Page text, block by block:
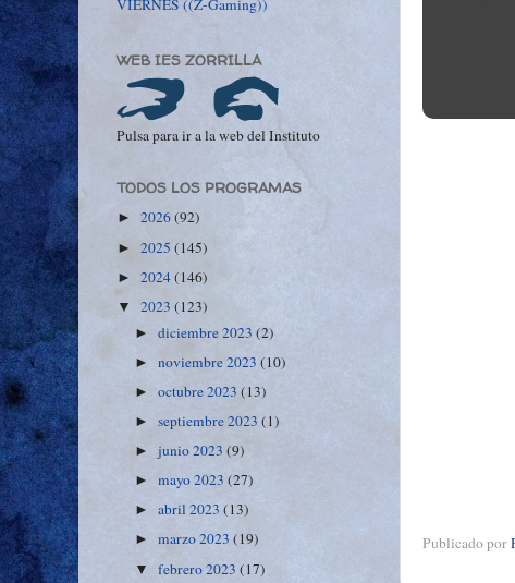
Publicado por
VIERNES ((Z-Gaming))
WEB IES ZORRILLA
Pulsa para ir a la web del Instituto
TODOS LOS PROGRAMAS
► 2026(92)
► 2025 (145)
► 2024(146)
▼ 2023 (123)
►diciembre 2023(2)
►noviembre 2023(10)
►octubre 2023(13)
►septiembre 2023(1)
►junio 2023(9)
►mayo 2023(27)
►abril 2023(13)
►marzo 2023(19)
▼febrero 2023(17)